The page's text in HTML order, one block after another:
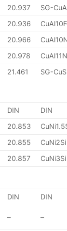
20.937
SG-
20.936
20.966
20.978
21.461 SG-
DIN
DIN
20.853
20.855
CuNi2Si
20.857 CuNi3Si
DIN DIN
– –